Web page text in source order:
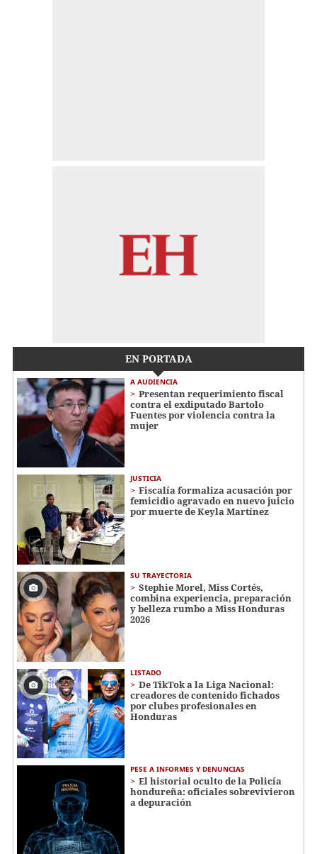
EN PORTADA
A AUDIENCIA
Presentan requerimiento fiscal
contra el exdiputado Bartolo
Fuentes por violencia contra la
mujer
JUSTICIA
Fiscalía formaliza acusación por
femicidio agravado en nuevo juicio
por muerte de Keyla Martínez
SU TRAYECTORIA
Stephie Morel, Miss Cortés,
combina experiencia, preparación
y belleza rumbo a Miss Honduras
2026
LISTADO
De TikTok a la Liga Nacional:
creadores de contenido fichados
por clubes profesionales en
Honduras
PESE A INFORMES Y DENUNCIAS
El historial oculto de la Policía
hondureña: oficiales sobrevivieron
a depuración